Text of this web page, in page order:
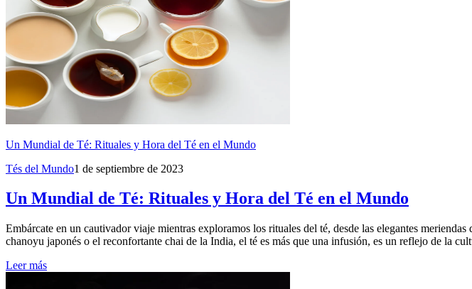
Un Mundial de Té: Rituales y Hora del Té en el Mundo
Tés del Mundo1 de septiembre de 2023
Un Mundial de Té: Rituales y Hora del Té en el Mundo
Embárcate en un cautivador viaje mientras exploramos los rituales del té, desde las elegantes
chanoyu japonés o el reconfortante chai de la India, el té es más que una infusión, es un reflejo de la
Leer más